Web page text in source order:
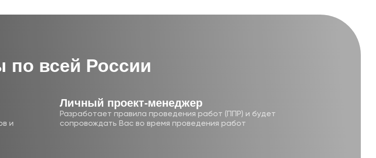
по всей России
и
Личный проект-менеджер
Разработает правила проведения работ (ППР) и будет
сопровождать Вас во время проведения работ